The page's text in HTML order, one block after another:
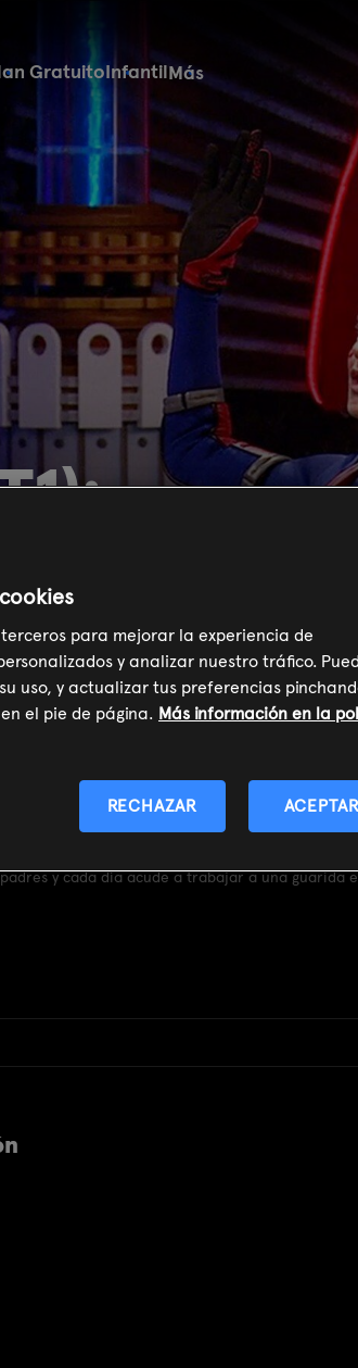
GratuitoInfantilMás
un trabajo a tiempo parcial como
tiene que mantener en secreto su nuevo
y cada día acude a trabajar a una guarida
para mejorar la experiencia de
y analizar nuestro tráfico.
uso, y actualizar tus preferencias
el pie de página. Más información en la
RECHAZAR ACEPTAR